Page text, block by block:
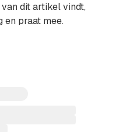
dit artikel vindt,
en praat mee.